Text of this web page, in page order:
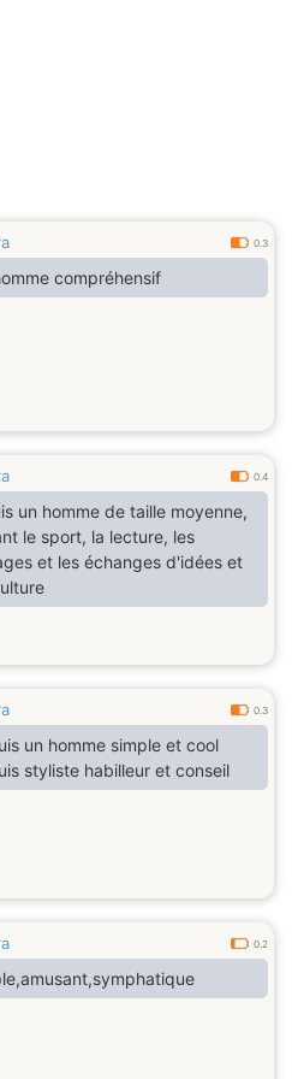
0.3
compréhensif
0.4
un homme de taille moyenne,
le sport, la lecture, les
et les échanges d'idées et
0.3
un homme simple et cool
styliste habilleur et conseil
0.2